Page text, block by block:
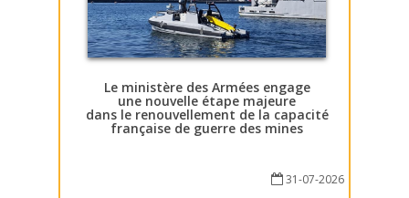
Le ministère des Armées engage
une nouvelle étape majeure
dans le renouvellement de la capacité
française de guerre des mines
31-07-2026